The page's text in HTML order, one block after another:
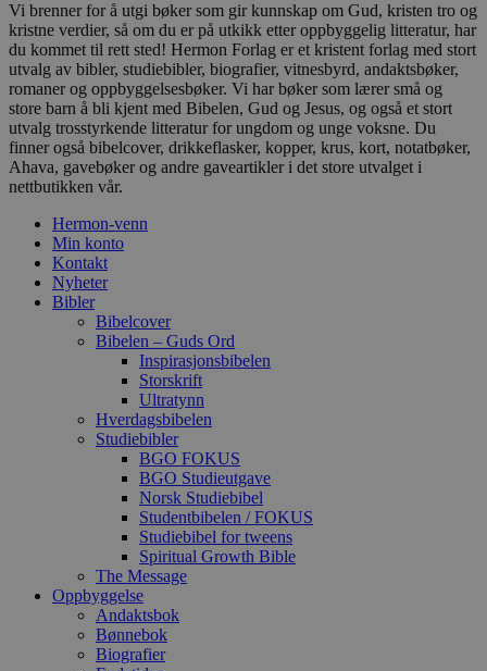
Vi brenner for å utgi bøker som gir kunnskap om Gud, kristen tro og
kristne verdier, så om du er på utkikk etter oppbyggelig litteratur, har
du kommet til rett sted! Hermon Forlag er et kristent forlag med stort
utvalg av bibler, studiebibler, biografier, vitnesbyrd, andaktsbøker,
romaner og oppbyggelsesbøker. Vi har bøker som lærer små og
store barn å bli kjent med Bibelen, Gud og Jesus, og også et stort
utvalg trosstyrkende litteratur for ungdom og unge voksne. Du
finner også bibelcover, drikkeflasker, kopper, krus, kort, notatbøker,
Ahava, gavebøker og andre gaveartikler i det store utvalget i
nettbutikken vår.
Hermon-venn
Min konto
Kontakt
Nyheter
Bibler
Bibelcover
Bibelen – Guds Ord
Inspirasjonsbibelen
Storskrift
Ultratynn
Hverdagsbibelen
Studiebibler
BGO FOKUS
BGO Studieutgave
Norsk Studiebibel
Studentbibelen / FOKUS
Studiebibel for tweens
Spiritual Growth Bible
The Message
Oppbyggelse
Andaktsbok
Bønnebok
Biografier